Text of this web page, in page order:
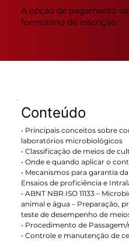
A opção de pagamento
formulário de inscrição.
Conteúdo
• Principais conceitos sobre
laboratórios microbiológicos
• Classificação de meios de
• Onde e quando aplicar o
• Mecanismos para garantia
Ensaios de proficiência e
• ABNT NBR ISO 11133 –
animal e água – Preparação,
teste de desempenho de
• Procedimento de
• Controle e manutenção de